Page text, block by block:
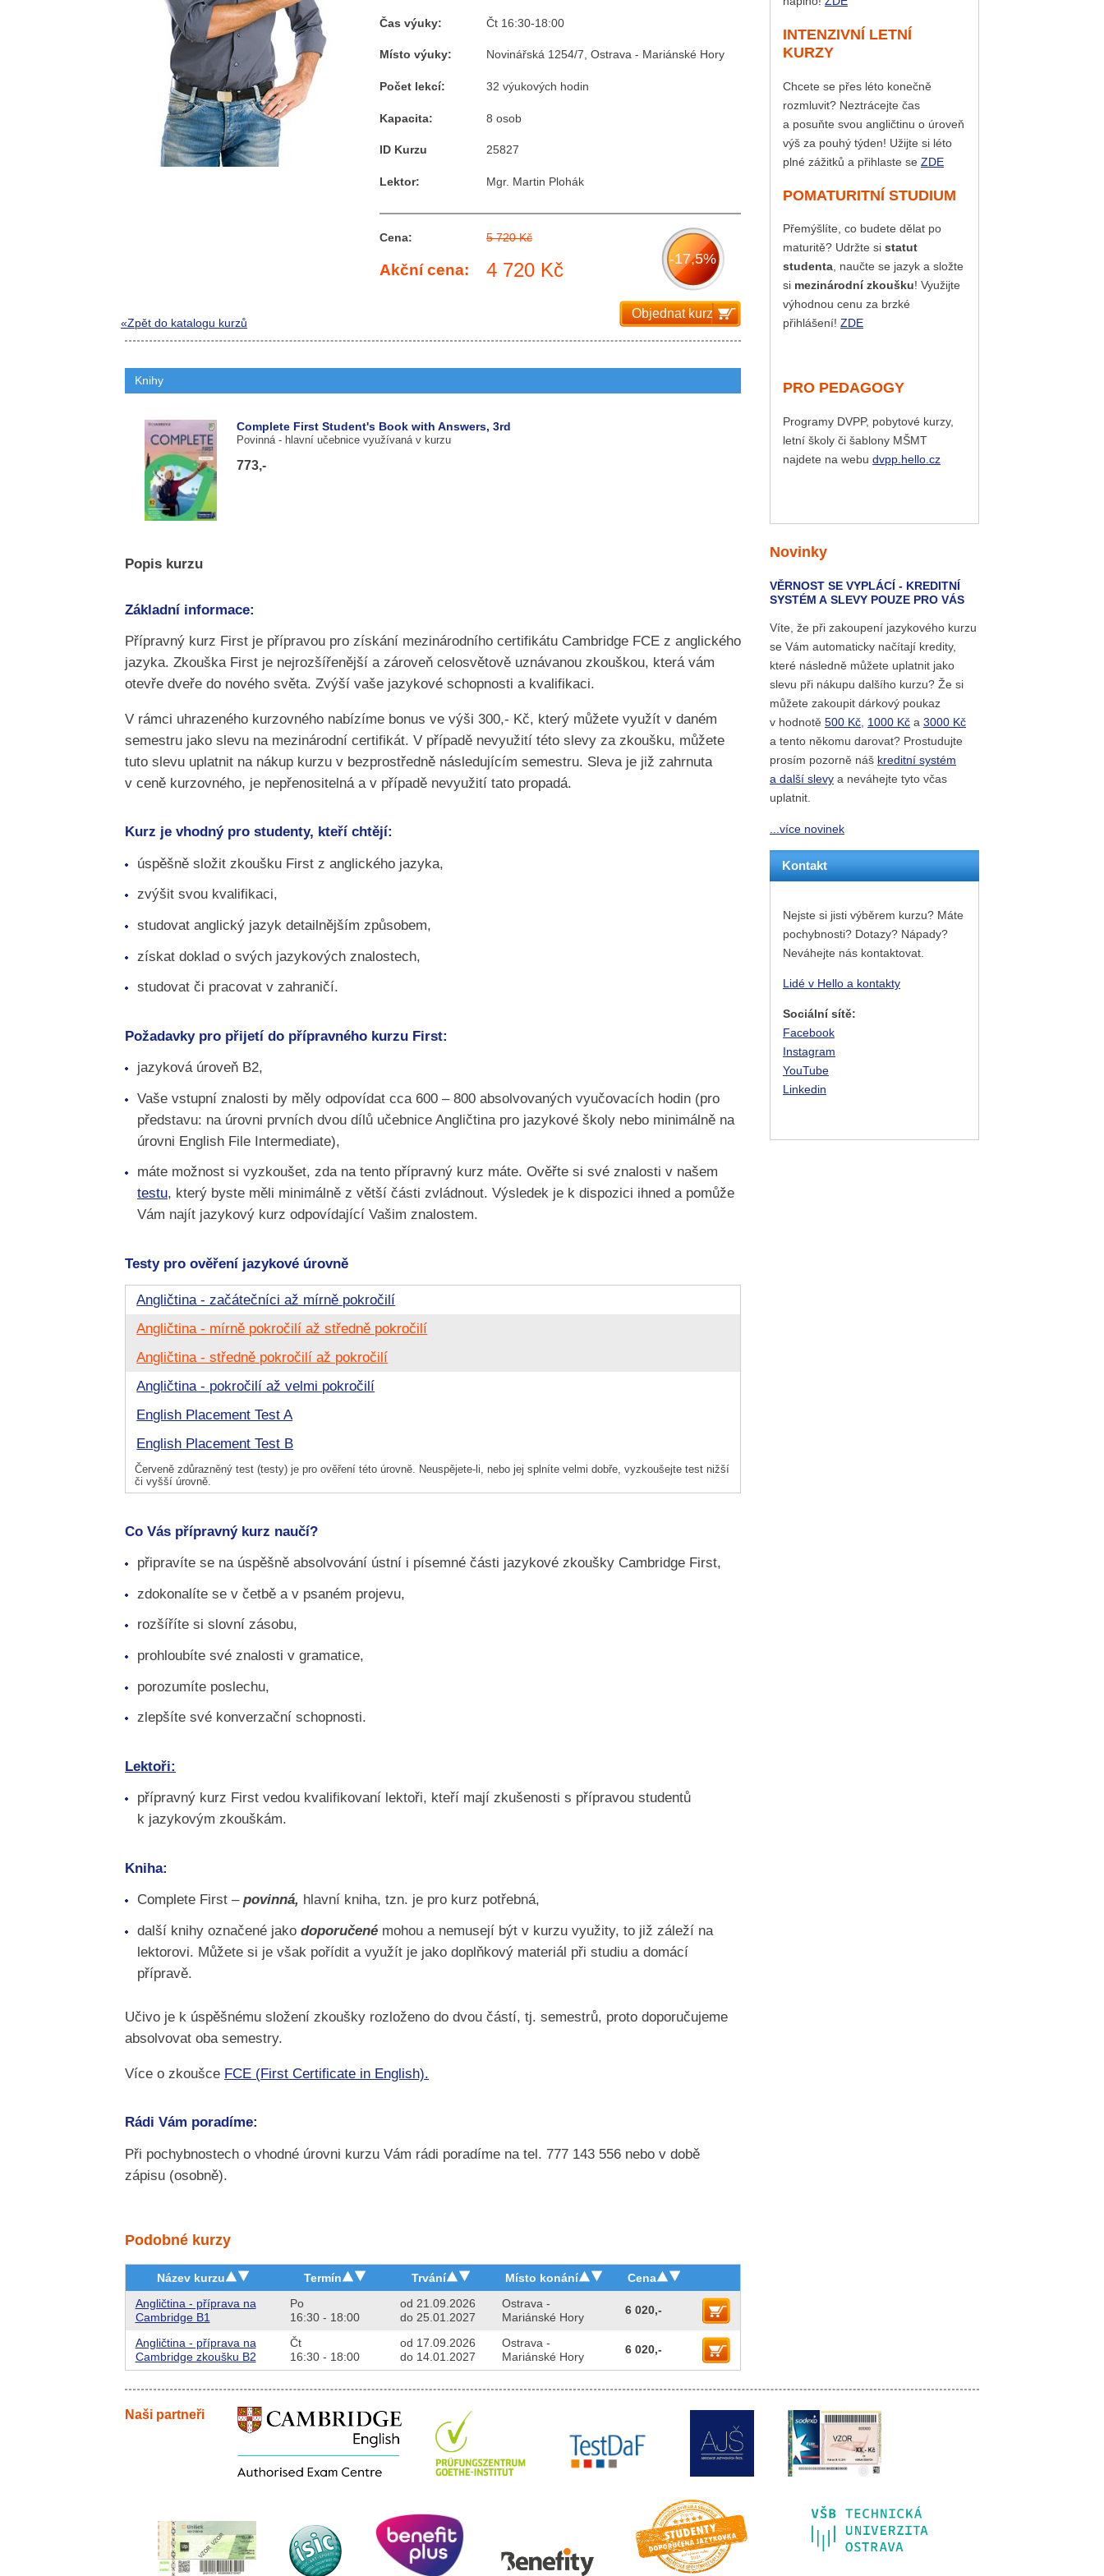
Čas výuky: Čt 16:30-18:00
Místo výuky: Novinářská 1254/7, Ostrava - Mariánské Hory
Počet lekcí: 32 výukových hodin
Kapacita: 8 osob
ID Kurzu 25827
Lektor: Mgr. Martin Plohák
-17,5%
Cena: 5 720 Kč
Akční cena: 4 720 Kč
«Zpět do katalogu kurzů
Objednat kurz
Knihy
Complete First Student's Book with Answers, 3rd
Povinná - hlavní učebnice využívaná v kurzu
773,-
Popis kurzu
Základní informace:
Přípravný kurz First je přípravou pro získání mezinárodního certifikátu Cambridge FCE z anglického
jazyka. Zkouška First je nejrozšířenější a zároveň celosvětově uznávanou zkouškou, která vám
otevře dveře do nového světa. Zvýší vaše jazykové schopnosti a kvalifikaci.
V rámci uhrazeného kurzovného nabízíme bonus ve výši 300,- Kč, který můžete využít v daném
semestru jako slevu na mezinárodní certifikát. V případě nevyužití této slevy za zkoušku, můžete
tuto slevu uplatnit na nákup kurzu v bezprostředně následujícím semestru. Sleva je již zahrnuta
v ceně kurzovného, je nepřenositelná a v případě nevyužití tato propadá.
Kurz je vhodný pro studenty, kteří chtějí:
úspěšně složit zkoušku First z anglického jazyka,
zvýšit svou kvalifikaci,
studovat anglický jazyk detailnějším způsobem,
získat doklad o svých jazykových znalostech,
studovat či pracovat v zahraničí.
Požadavky pro přijetí do přípravného kurzu First:
jazyková úroveň B2,
Vaše vstupní znalosti by měly odpovídat cca 600 – 800 absolvovaných vyučovacích hodin (pro
představu: na úrovni prvních dvou dílů učebnice Angličtina pro jazykové školy nebo minimálně na
úrovni English File Intermediate),
máte možnost si vyzkoušet, zda na tento přípravný kurz máte. Ověřte si své znalosti v našem
testu, který byste měli minimálně z větší části zvládnout. Výsledek je k dispozici ihned a pomůže
Vám najít jazykový kurz odpovídající Vašim znalostem.
Testy pro ověření jazykové úrovně
Angličtina - začátečníci až mírně pokročilí
Angličtina - mírně pokročilí až středně pokročilí
Angličtina - středně pokročilí až pokročilí
Angličtina - pokročilí až velmi pokročilí
English Placement Test A
English Placement Test B
Červeně zdůrazněný test (testy) je pro ověření této úrovně. Neuspějete-li, nebo jej splníte velmi dobře, vyzkoušejte test nižší
či vyšší úrovně.
Co Vás přípravný kurz naučí?
připravíte se na úspěšně absolvování ústní i písemné části jazykové zkoušky Cambridge First,
zdokonalíte se v četbě a v psaném projevu,
rozšíříte si slovní zásobu,
prohloubíte své znalosti v gramatice,
porozumíte poslechu,
zlepšíte své konverzační schopnosti.
Lektoři:
přípravný kurz First vedou kvalifikovaní lektoři, kteří mají zkušenosti s přípravou studentů
k jazykovým zkouškám.
Kniha:
Complete First – povinná, hlavní kniha, tzn. je pro kurz potřebná,
další knihy označené jako doporučené mohou a nemusejí být v kurzu využity, to již záleží na
lektorovi. Můžete si je však pořídit a využít je jako doplňkový materiál při studiu a domácí
přípravě.
Učivo je k úspěšnému složení zkoušky rozloženo do dvou částí, tj. semestrů, proto doporučujeme
absolvovat oba semestry.
Více o zkoušce FCE (First Certificate in English).
Rádi Vám poradíme:
Při pochybnostech o vhodné úrovni kurzu Vám rádi poradíme na tel. 777 143 556 nebo v době
zápisu (osobně).
Podobné kurzy
Název kurzu Termín Trvání Místo konání
Cena
Angličtina - příprava na
Cambridge B1
Po
16:30 - 18:00
od 21.09.2026
do 25.01.2027
Ostrava -
Mariánské Hory
6 020,-
Angličtina - příprava na
Cambridge zkoušku B2
Čt
16:30 - 18:00
od 17.09.2026
do 14.01.2027
Ostrava -
Mariánské Hory
6 020,-
INTENZIVNÍ LETNÍ
KURZY
Chcete se přes léto konečně
rozmluvit? Neztrácejte čas
a posuňte svou angličtinu o úroveň
výš za pouhý týden! Užijte si léto
plné zážitků a přihlaste se ZDE
POMATURITNÍ STUDIUM
Přemýšlíte, co budete dělat po
maturitě? Udržte si statut
studenta, naučte se jazyk a složte
si mezinárodní zkoušku! Využijte
výhodnou cenu za brzké
přihlášení! ZDE
PRO PEDAGOGY
Programy DVPP, pobytové kurzy,
letní školy či šablony MŠMT
najdete na webu dvpp.hello.cz
Novinky
VĚRNOST SE VYPLÁCÍ - KREDITNÍ
SYSTÉM A SLEVY POUZE PRO VÁS
Víte, že při zakoupení jazykového kurzu
se Vám automaticky načítají kredity,
které následně můžete uplatnit jako
slevu při nákupu dalšího kurzu? Že si
můžete zakoupit dárkový poukaz
v hodnotě 500 Kč, 1000 Kč a 3000 Kč
a tento někomu darovat? Prostudujte
prosím pozorně náš kreditní systém
a další slevy a neváhejte tyto včas
uplatnit.
...více novinek
Kontakt
Nejste si jisti výběrem kurzu? Máte
pochybnosti? Dotazy? Nápady?
Neváhejte nás kontaktovat.
Lidé v Hello a kontakty
Sociální sítě:
Facebook
Instagram
YouTube
Linkedin
Naši partneři